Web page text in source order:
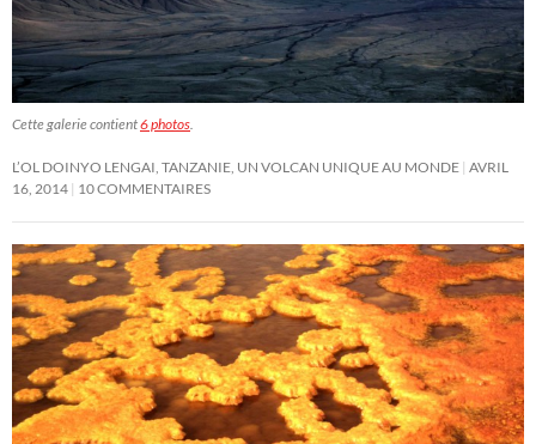
Cette galerie contient6 photos.
L’OL DOINYO LENGAI, TANZANIE, UN VOLCAN UNIQUE AU MONDE AVRIL
16, 2014 10 COMMENTAIRES